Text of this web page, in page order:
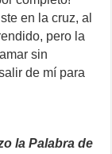
en la cruz, al
pero la
sin
de mí para
la Palabra de